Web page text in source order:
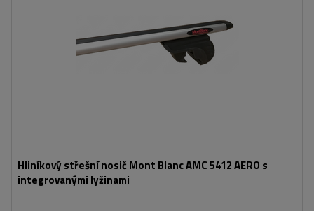
Hliníkový střešní nosič Mont Blanc AMC 5412 AERO s
integrovanými lyžinami